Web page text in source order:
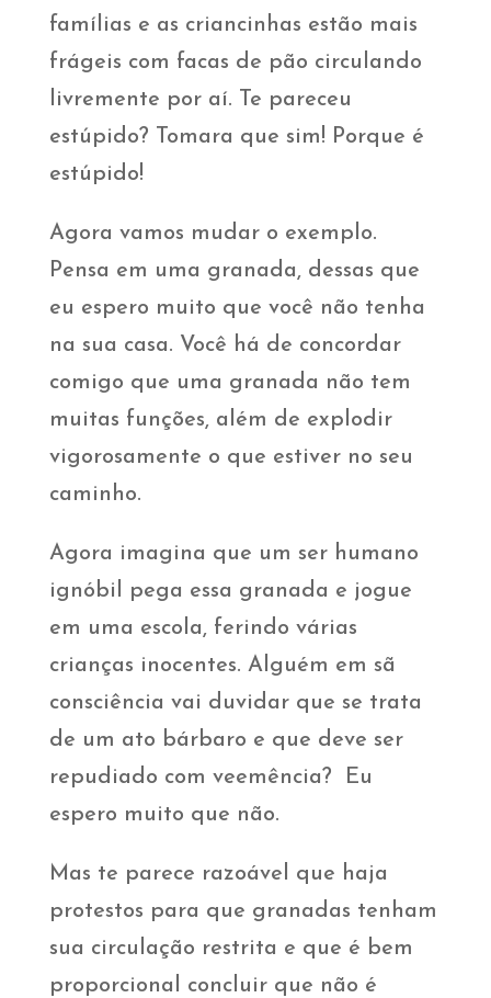
famílias e as criancinhas estão mais
frágeis com facas de pão circulando
livremente por aí. Te pareceu
estúpido? Tomara que sim! Porque é
estúpido!
Agora vamos mudar o exemplo.
Pensa em uma granada, dessas que
eu espero muito que você não tenha
na sua casa. Você há de concordar
comigo que uma granada não tem
muitas funções, além de explodir
vigorosamente o que estiver no seu
caminho.
Agora imagina que um ser humano
ignóbil pega essa granada e jogue
em uma escola, ferindo várias
crianças inocentes. Alguém em sã
consciência vai duvidar que se trata
de um ato bárbaro e que deve ser
repudiado com veemência? Eu
espero muito que não.
Mas te parece razoável que haja
protestos para que granadas tenham
sua circulação restrita e que é bem
proporcional concluir que não é